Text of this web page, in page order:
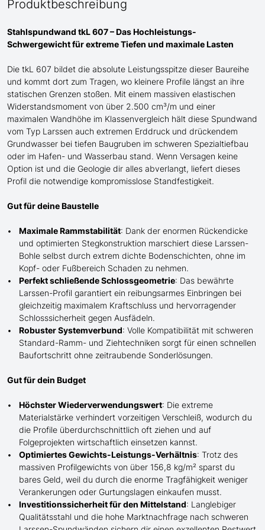
Produktbeschreibung
Stahlspundwand tkL 607 – Das Hochleistungs-
Schwergewicht für extreme Tiefen und maximale Lasten
Die tkL 607 bildet die absolute Leistungsspitze dieser Baureihe
und kommt dort zum Tragen, wo kleinere Profile längst an ihre
statischen Grenzen stoßen. Mit einem massiven elastischen
Widerstandsmoment von über 2.500 cm³/m und einer
maximalen Wandhöhe im Klassenvergleich hält diese Spundwand
vom Typ Larssen auch extremen Erddruck und drückendem
Grundwasser bei tiefen Baugruben im schweren Spezialtiefbau
oder im Hafen- und Wasserbau stand. Wenn Versagen keine
Option ist und die Geologie dir alles abverlangt, liefert dieses
Profil die notwendige kompromisslose Standfestigkeit.
Gut für deine Baustelle
Maximale Rammstabilität: Dank der enormen Rückendicke
und optimierten Stegkonstruktion marschiert diese Larssen-
Bohle selbst durch extrem dichte Bodenschichten, ohne im
Kopf- oder Fußbereich Schaden zu nehmen.
Perfekt schließende Schlossgeometrie: Das bewährte
Larssen-Profil garantiert ein reibungsarmes Einbringen bei
gleichzeitig maximalem Kraftschluss und hervorragender
Schlosssicherheit gegen Ausfädeln.
Robuster Systemverbund: Volle Kompatibilität mit schweren
Standard-Ramm- und Ziehtechniken sorgt für einen schnellen
Baufortschritt ohne zeitraubende Sonderlösungen.
Gut für dein Budget
Höchster Wiederverwendungswert: Die extreme
Materialstärke verhindert vorzeitigen Verschleiß, wodurch du
die Profile überdurchschnittlich oft ziehen und auf
Folgeprojekten wirtschaftlich einsetzen kannst.
Optimiertes Gewichts-Leistungs-Verhältnis: Trotz des
massiven Profilgewichts von über 156,8 kg/m² sparst du
bares Geld, weil du durch die enorme Tragfähigkeit weniger
Verankerungen oder Gurtungslagen einkaufen musst.
Investitionssicherheit für den Mittelstand: Langlebiger
Qualitätsstahl und die hohe Marktnachfrage nach schweren